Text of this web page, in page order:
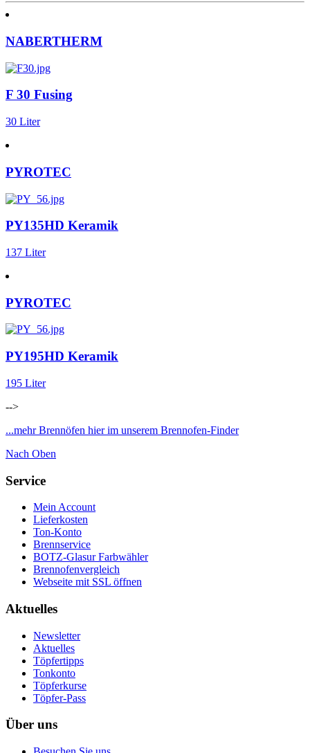
NABERTHERM
F 30 Fusing
30 Liter
PYROTEC
PY135HD Keramik
137 Liter
PYROTEC
PY195HD Keramik
195 Liter
-->
...mehr Brennöfen hier im unserem Brennofen-Finder
Nach Oben
Service
Mein Account
Lieferkosten
Ton-Konto
Brennservice
BOTZ-Glasur Farbwähler
Brennofenvergleich
Webseite mit SSL öffnen
Aktuelles
Newsletter
Aktuelles
Töpfertipps
Tonkonto
Töpferkurse
Töpfer-Pass
Über uns